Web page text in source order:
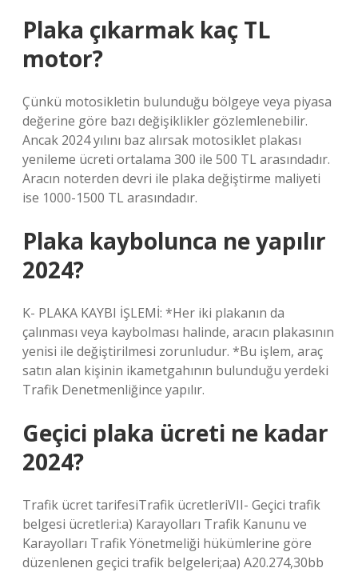
Plaka çıkarmak kaç TL
motor?
Çünkü motosikletin bulunduğu bölgeye veya piyasa
değerine göre bazı değişiklikler gözlemlenebilir.
Ancak 2024 yılını baz alırsak motosiklet plakası
yenileme ücreti ortalama 300 ile 500 TL arasındadır.
Aracın noterden devri ile plaka değiştirme maliyeti
ise 1000-1500 TL arasındadır.
Plaka kaybolunca ne yapılır
2024?
K- PLAKA KAYBI İŞLEMİ: *Her iki plakanın da
çalınması veya kaybolması halinde, aracın plakasının
yenisi ile değiştirilmesi zorunludur. *Bu işlem, araç
satın alan kişinin ikametgahının bulunduğu yerdeki
Trafik Denetmenliğince yapılır.
Geçici plaka ücreti ne kadar
2024?
Trafik ücret tarifesiTrafik ücretleriVII- Geçici trafik
belgesi ücretleri:a) Karayolları Trafik Kanunu ve
Karayolları Trafik Yönetmeliği hükümlerine göre
düzenlenen geçici trafik belgeleri;aa) A20.274,30bb